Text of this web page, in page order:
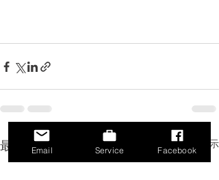
最新記事 すべて表示
Email Service Facebook